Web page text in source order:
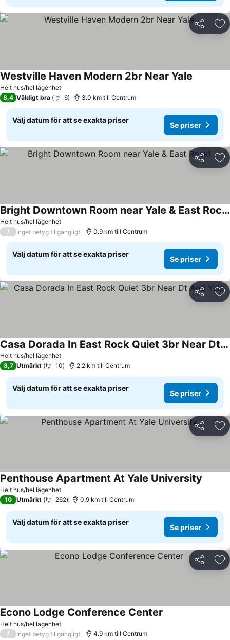
Dela
Helt hus/hel lägenhet
Westville Haven Modern 2br Near Yale
8,4 Väldigt bra 6 3.0 km till Centrum
Välj datum för att se exakta priser
Se priser
Dela
Helt hus/hel lägenhet
Bright Downtown Room near Yale & East Rock!
Se priser
/ Inget betyg tillgängligt 0.9 km till Centrum
Välj datum för att se exakta priser
Se priser
Dela
Helt hus/hel lägenhet
Casa Dorada In East Rock Quiet 3br Near Dt And Yale
Se priser
8,7 Utmärkt 10 2.2 km till Centrum
Välj datum för att se exakta priser
Se priser
Dela
Helt hus/hel lägenhet
Penthouse Apartment At Yale University
10 Utmärkt 262 0.9 km till Centrum
Välj datum för att se exakta priser
Se priser
Dela
Helt hus/hel lägenhet
Econo Lodge Conference Center
/ Inget betyg tillgängligt 4.9 km till Centrum